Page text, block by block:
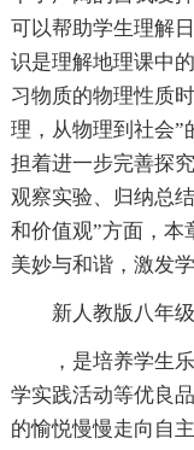
可以帮助学生理解
识是理解地理课中
习物质的物理性质
理，从物理到社会”
担着进一步完善探
观察实验、归纳总
和价值观”方面，本
美妙与和谐，激发
新人教版八年
，是培养学生
学实践活动等优良
的愉悦慢慢走向自